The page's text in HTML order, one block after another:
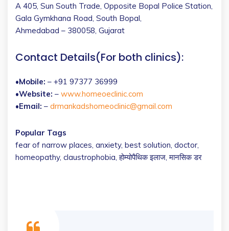
A 405, Sun South Trade, Opposite Bopal Police Station,
Gala Gymkhana Road, South Bopal,
Ahmedabad – 380058, Gujarat
Contact Details(For both clinics):
•Mobile: – +91 97377 36999
•Website: – www.homeoeclinic.com
•Email: – drmankadshomeoclinic@gmail.com
Popular Tags
fear of narrow places, anxiety, best solution, doctor,
homeopathy, claustrophobia, होम्योपैथिक इलाज, मानसिक डर